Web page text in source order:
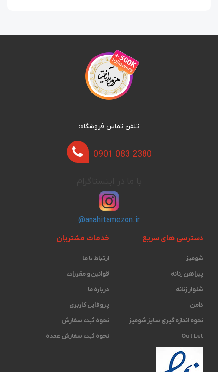
تلفن تماس فروشگاه:
0901 083 2380
@anahitamezon.ir
دسترسی های سریع
شومیز
پیراهن زنانه
شلوار زنانه
دامن
نحوه اندازه گیری ‫سایز شومیز
Out Let
خدمات مشتریان
ارتباط با ما
قوانین و مقررات
درباره ما
پروفایل کاربری
نحوه ثبت سفارش
نحوه ثبت سفارش عمده